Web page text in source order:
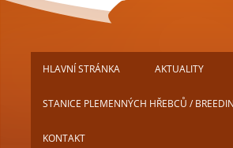
HLAVNÍ STRÁNKA AKTUALITY
STANICE PLEMENNÝCH HŘEBCŮ /
KONTAKT